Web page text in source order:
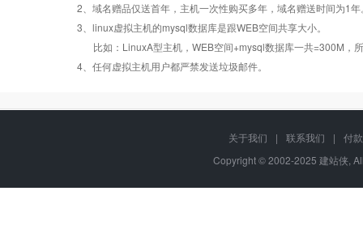
Windows2008 Windows2008 Windows2008
错误页面定义
数据定期备份
数据自助恢复
2、域名赠品仅送首年，主机一次性购买多年，域名赠送时间为1年
3、linux虚拟主机的mysql数据库是跟WEB空间共享大小。
比如：LinuxA型主机，WEB空间+mysql数据库一共=300M，
4、任何虚拟主机用户都严禁发送垃圾邮件。
关于我们 | 联系我们 |
付
Copyright © 2002-2025 建站侠,